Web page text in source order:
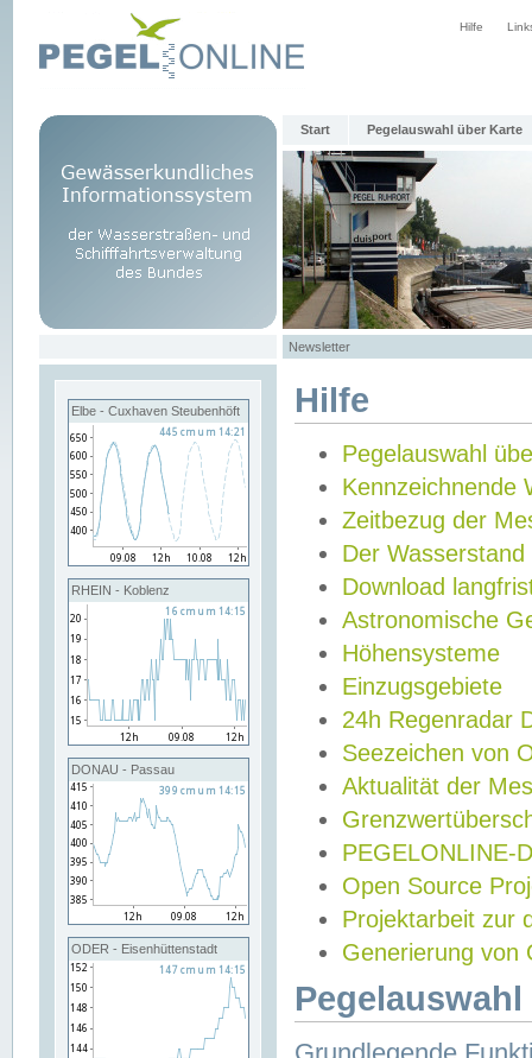
Hilfe
Start Pegelauswahl über Karte
Newsletter
Elbe - Cuxhaven Steubenhöft
RHEIN - Koblenz
DONAU - Passau
ODER - Eisenhüttenstadt
Hilfe
Pegelauswahl
Kennzeichnende
Zeitbezug der
Der Wasserstand
Download
Astronomische
Höhensysteme
Einzugsgebiete
24h Regenradar
Seezeichen von
Aktualität der
PEGELONLINE-
Open Source
Projektarbeit zur
Generierung von